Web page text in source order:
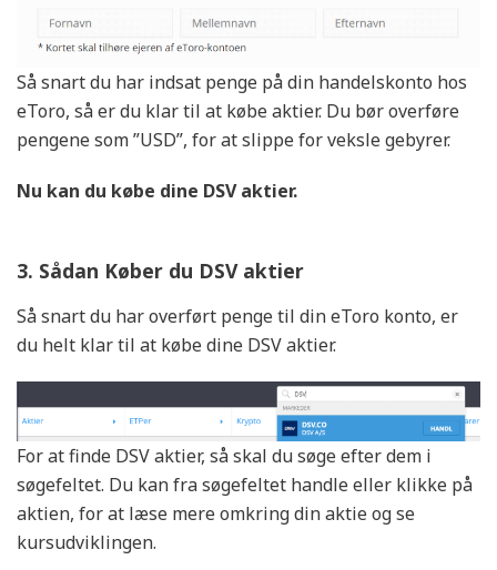
Så snart du har indsat penge på din handelskonto hos
eToro, så er du klar til at købe aktier. Du bør overføre
pengene som ”USD”, for at slippe for veksle gebyrer.
Nu kan du købe dine DSV aktier.
3. Sådan Køber du DSV aktier
Så snart du har overført penge til din eToro konto, er
du helt klar til at købe dine DSV aktier.
For at finde DSV aktier, så skal du søge efter dem i
søgefeltet. Du kan fra søgefeltet handle eller klikke på
aktien, for at læse mere omkring din aktie og se
kursudviklingen.